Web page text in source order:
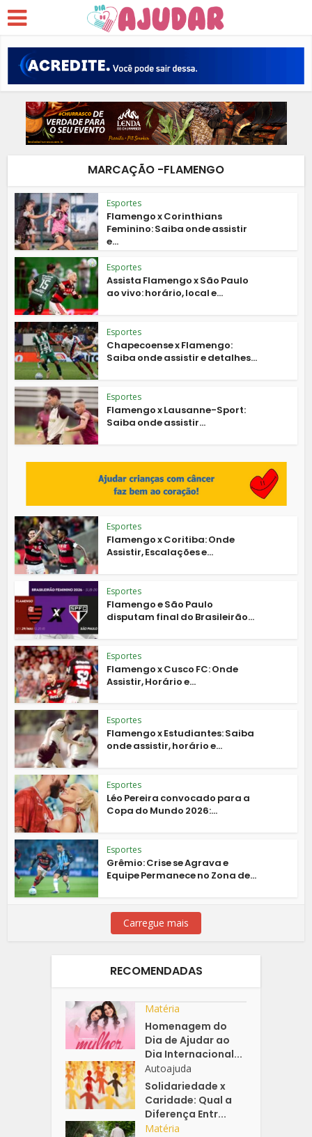
MARCAÇÃO -FLAMENGO
Esportes
Flamengo x Corinthians
Feminino: Saiba onde assistir
e...
Esportes
Assista Flamengo x São Paulo
ao vivo: horário, local e...
Esportes
Chapecoense x Flamengo:
Saiba onde assistir e detalhes...
Esportes
Flamengo x Lausanne-Sport:
Saiba onde assistir...
Esportes
Flamengo x Coritiba: Onde
Assistir, Escalações e...
Esportes
Flamengo e São Paulo
disputam final do Brasileirão...
Esportes
Flamengo x Cusco FC: Onde
Assistir, Horário e...
Esportes
Flamengo x Estudiantes: Saiba
onde assistir, horário e...
Esportes
Léo Pereira convocado para a
Copa do Mundo 2026:...
Esportes
Grêmio: Crise se Agrava e
Equipe Permanece no Zona de...
Carregue mais
RECOMENDADAS
Matéria
Homenagem do
Dia de Ajudar ao
Dia Internacional...
Autoajuda
Solidariedade x
Caridade: Qual a
Diferença Entr...
Matéria